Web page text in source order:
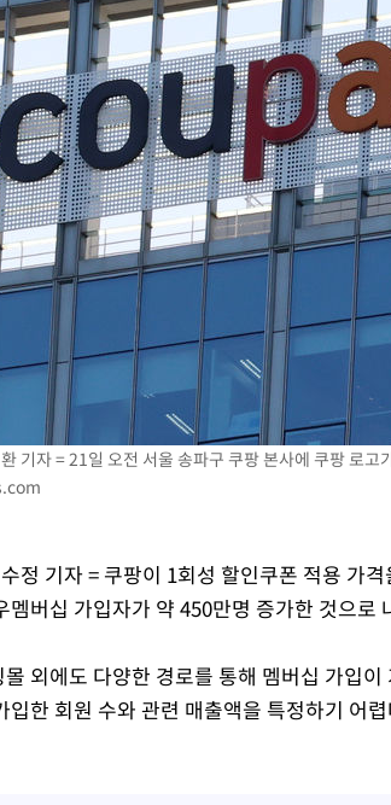
구협회 성 접대 의혹 심판 조사"
제주삼다수 역전 우승…데뷔 10년 차에 첫
물길공원서 헤엄친 구렁이 '소동'
침묵…LAFC, 톨루카에 1-0 승리(종합)
, 톨루카전 68분만 뛰고 슈팅 0개
마드리드 입단식…'전례 없는 특급대우'
화상 카메라로 본 폭염 저감시설 '온도차'
취임 하루만에 차량폭탄 폭발 사건
국 방위협정은 이란이 목표 아냐 " 밝혀
레바논 남부에서 레바논군 3명 폭발로 부상
기자 = 21일 오전 서울 송파구 쿠팡 본사에 쿠팡 로
정 기자 = 쿠팡이 1회성 할인쿠폰 적용 가
멤버십 가입자가 약 450만명 증가한 것으로
외에도 다양한 경로를 통해 멤버십 가입
입한 회원 수와 관련 매출액을 특정하기 어